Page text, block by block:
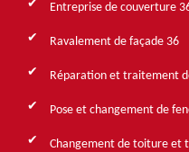
Entreprise de couverture
Ravalement de façade 36
Réparation et traitement
Pose et changement de
Changement de toiture et